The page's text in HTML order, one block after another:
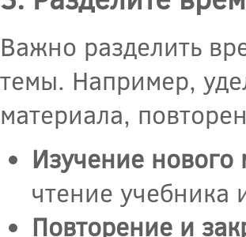
Важно разделить
темы. Например,
материала,
Изучение нового
чтение учебника
Повторение и